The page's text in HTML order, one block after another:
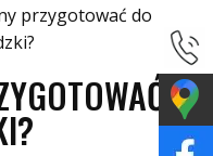
przygotować do